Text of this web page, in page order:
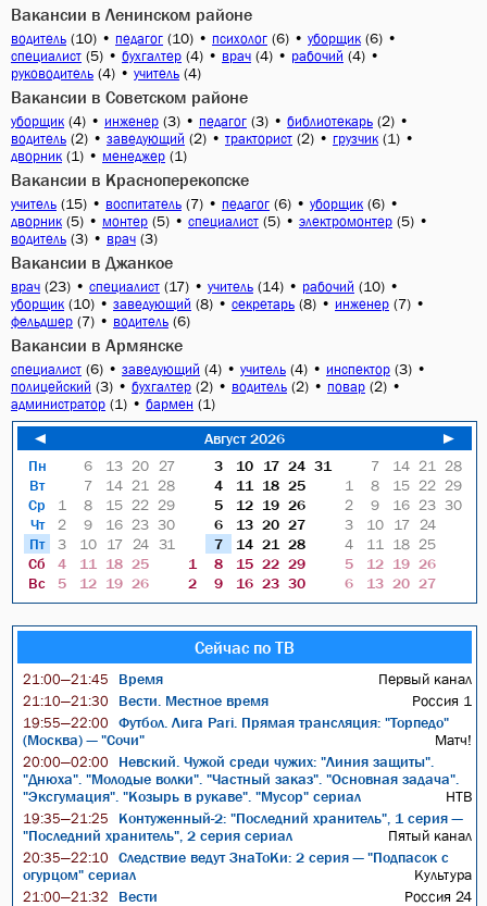
Вакансии в Ленинском районе
водитель (10) • педагог (10) • психолог (6) • уборщик (6) •
специалист (5) • бухгалтер (4) • врач (4) • рабочий (4) •
руководитель (4) • учитель (4)
Вакансии в Советском районе
уборщик (4) • инженер (3) • педагог (3) • библиотекарь (2) •
водитель (2) • заведующий (2) • тракторист (2) • грузчик (1) •
дворник (1) • менеджер (1)
Вакансии в Красноперекопске
учитель (15) • воспитатель (7) • педагог (6) • уборщик (6) •
дворник (5) • монтер (5) • специалист (5) • электромонтер (5) •
водитель (3) • врач (3)
Вакансии в Джанкое
врач (23) • специалист (17) • учитель (14) • рабочий (10) •
уборщик (10) • заведующий (8) • секретарь (8) • инженер (7) •
фельдшер (7) • водитель (6)
Вакансии в Армянске
специалист (6) • заведующий (4) • учитель (4) • инспектор (3) •
полицейский (3) • бухгалтер (2) • водитель (2) • повар (2) •
администратор (1) • бармен (1)
◄
Август 2026
►
Пн
Вт
Ср
Чт
Пт
Сб
Вс
6 13 20
27
7
14 21
28
1
8 15 22 29
2
9 16 23 30
3
10 17 24 31
4
11 18 25
5
12 19 26
3 10 17 24 31
4
11 18 25
5
12 19 26
6
13 20 27
7
14 21
28
1
8 15 22 29
2
9 16 23 30
7 14 21
28
1
8 15 22 29
2
9 16 23 30
3
10 17
24
4
11 18 25
5
12 19 26
6
13 20 27
Сейчас по ТВ
21:00—21:45 Время Первый канал
21:10—21:30 Вести. Местное время Россия 1
19:55—22:00
Футбол. Лига Pari. Прямая трансляция: "Торпедо"
(Москва) — "Сочи"
Матч!
20:00—02:00
Невский. Чужой среди чужих: "Линия защиты".
"Днюха". "Молодые волки". "Частный заказ". "Основная задача".
"Эксгумация". "Козырь в рукаве". "Мусор" сериал
НТВ
19:35—21:25
Контуженный-2: "Последний хранитель", 1 серия —
"Последний хранитель", 2 серия сериал
Пятый канал
20:35—22:10
Следствие ведут ЗнаТоКи: 2 серия — "Подпасок с
огурцом" сериал
Культура
21:00—21:32 Вести Россия 24